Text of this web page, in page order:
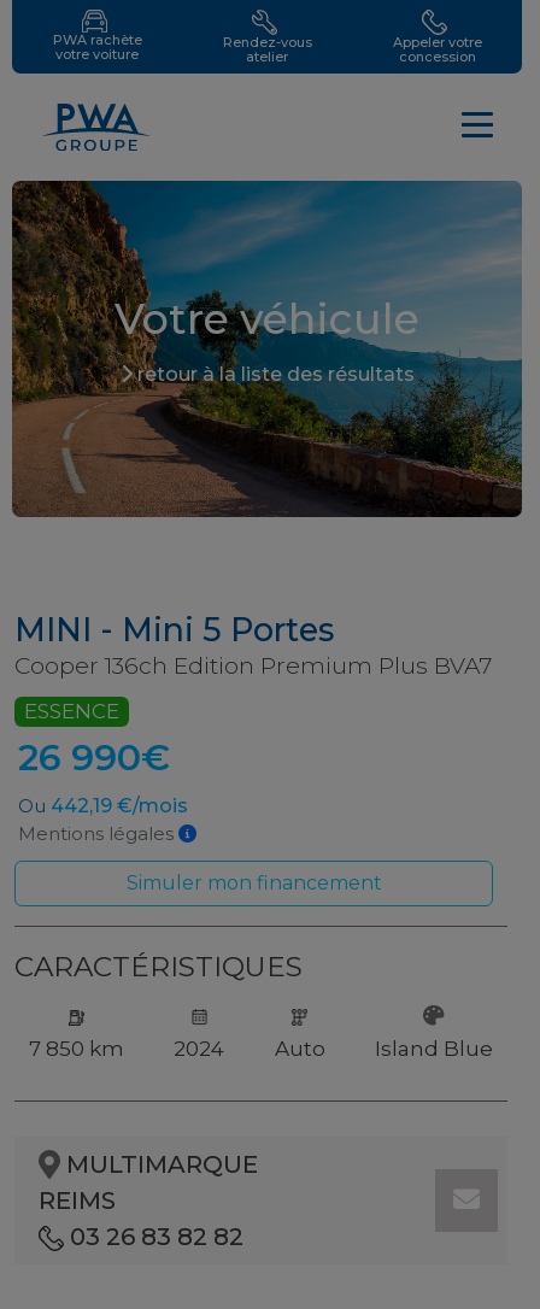
PWA rachète
votre voiture
Rendez-vous
atelier
Appeler votre
concession
Votre véhicule
retour à la liste des résultats
MINI - Mini 5 Portes
Cooper 136ch Edition Premium Plus BVA7
ESSENCE
26 990€
Ou 442,19 €/mois
Mentions légales
Simuler mon financement
CARACTÉRISTIQUES
7 850 km 2024 Auto Island Blue
MULTIMARQUE
REIMS
03 26 83 82 82